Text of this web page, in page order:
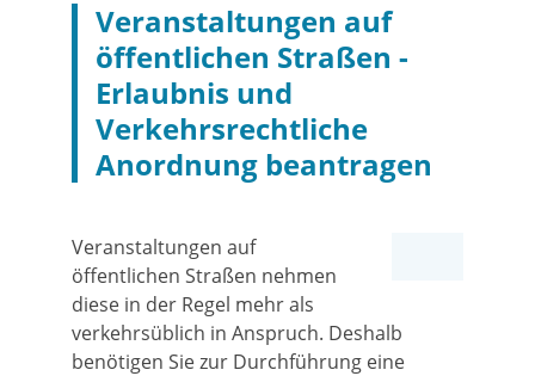
Veranstaltungen auf
öffentlichen Straßen -
Erlaubnis und
Verkehrsrechtliche
Anordnung beantragen
Veranstaltungen auf
öffentlichen Straßen nehmen
diese in der Regel mehr als
verkehrsüblich in Anspruch. Deshalb
benötigen Sie zur Durchführung eine